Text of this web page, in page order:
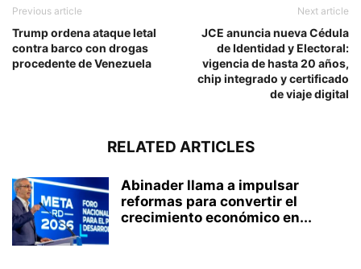
Previous article
Trump ordena ataque letal
contra barco con drogas
procedente de Venezuela
Next article
JCE anuncia nueva Cédula
de Identidad y Electoral:
vigencia de hasta 20 años,
chip integrado y certificado
de viaje digital
RELATED ARTICLES
Abinader llama a impulsar
reformas para convertir el
crecimiento económico en...